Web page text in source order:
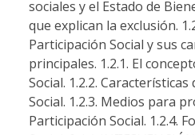
sociales y el Estado de
que explican la exclusión.
Participación Social y sus
principales. 1.2.1. El
Social. 1.2.2.
Social. 1.2.3. Medios para
Participación Social. 1.2.4.